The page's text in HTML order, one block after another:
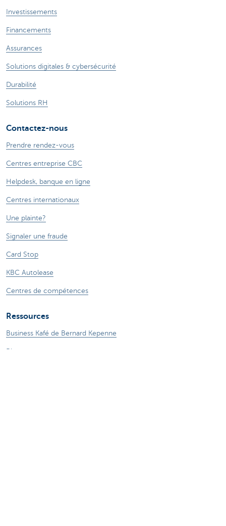
Investissements
Financements
Assurances
Solutions digitales & cybersécurité
Durabilité
Solutions RH
Contactez-nous
Prendre rendez-vous
Centres entreprise CBC
Helpdesk, banque en ligne
Centres internationaux
Une plainte?
Signaler une fraude
Card Stop
KBC Autolease
Centres de compétences
Ressources
Business Kafé de Bernard Kepenne
Blog